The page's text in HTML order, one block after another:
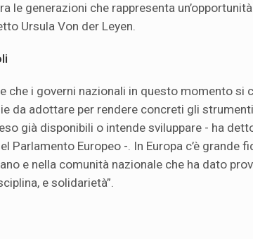
le generazioni che rappresenta
Ursula Von der Leyen.
che i governi nazionali in questo momento si
da adottare per rendere concreti gli
già disponibili o intende sviluppare - ha
Parlamento Europeo -. In Europa c’è grande
e nella comunità nazionale che ha dato
e solidarietà”.